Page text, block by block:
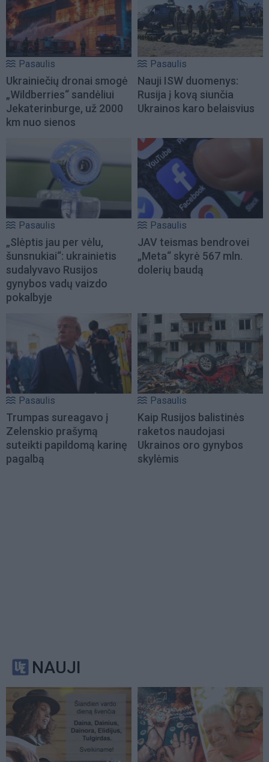
Pasaulis
Ukrainiečių dronai smogė
„Wildberries“ sandėliui
Jekaterinburge, už 2000
km nuo sienos
Pasaulis
Nauji ISW duomenys:
Rusija į kovą siunčia
Ukrainos karo belaisvius
Pasaulis
„Slėptis jau per vėlu,
šunsnukiai“: ukrainietis
sudalyvavo Rusijos
gynybos vadų vaizdo
pokalbyje
Pasaulis
JAV teismas bendrovei
„Meta“ skyrė 567 mln.
dolerių baudą
Pasaulis
Trumpas sureagavo į
Zelenskio prašymą
suteikti papildomą karinę
pagalbą
Pasaulis
Kaip Rusijos balistinės
raketos naudojasi
Ukrainos oro gynybos
skylėmis
NAUJI